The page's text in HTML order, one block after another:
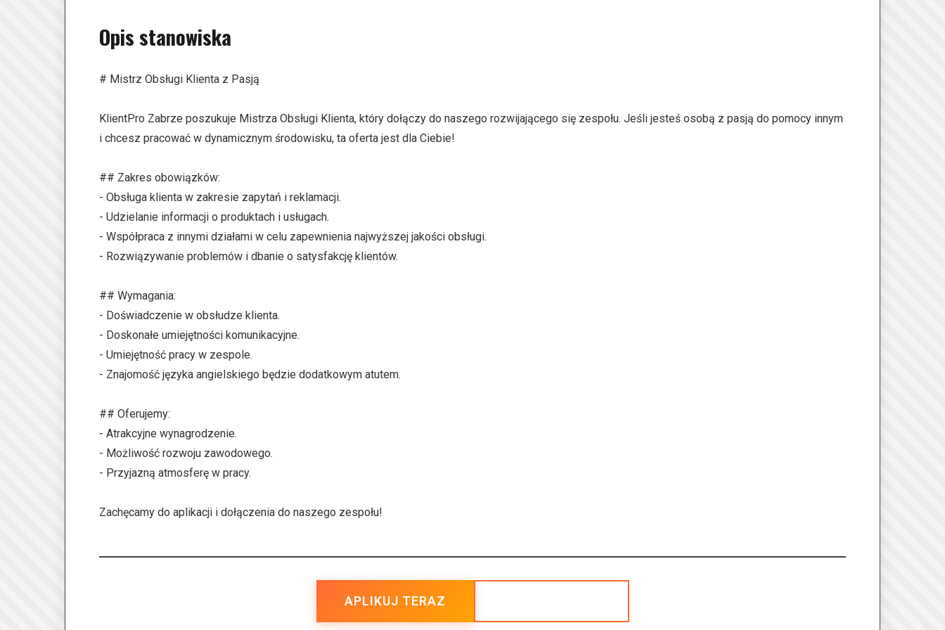
Opis stanowiska
# Mistrz Obsługi Klienta z Pasją
KlientPro Zabrze poszukuje Mistrza Obsługi Klienta, który dołączy do naszego rozwijającego się zespołu. Jeśli jesteś osobą z pasją do pomocy innym
i chcesz pracować w dynamicznym środowisku, ta oferta jest dla Ciebie!
## Zakres obowiązków:
- Obsługa klienta w zakresie zapytań i reklamacji.
- Udzielanie informacji o produktach i usługach.
- Współpraca z innymi działami w celu zapewnienia najwyższej jakości obsługi.
- Rozwiązywanie problemów i dbanie o satysfakcję klientów.
## Wymagania:
- Doświadczenie w obsłudze klienta.
- Doskonałe umiejętności komunikacyjne.
- Umiejętność pracy w zespole.
- Znajomość języka angielskiego będzie dodatkowym atutem.
## Oferujemy:
- Atrakcyjne wynagrodzenie.
- Możliwość rozwoju zawodowego.
- Przyjazną atmosferę w pracy.
Zachęcamy do aplikacji i dołączenia do naszego zespołu!
APLIKUJ TERAZ